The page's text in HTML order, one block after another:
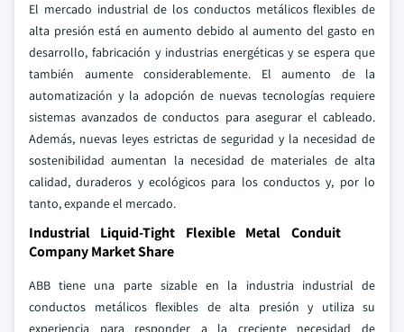
El mercado industrial de los conductos metálicos flexibles de
alta presión está en aumento debido al aumento del gasto en
desarrollo, fabricación y industrias energéticas y se espera que
también aumente considerablemente. El aumento de la
automatización y la adopción de nuevas tecnologías requiere
sistemas avanzados de conductos para asegurar el cableado.
Además, nuevas leyes estrictas de seguridad y la necesidad de
sostenibilidad aumentan la necesidad de materiales de alta
calidad, duraderos y ecológicos para los conductos y, por lo
tanto, expande el mercado.
Industrial Liquid-Tight Flexible Metal Conduit
Company Market Share
ABB tiene una parte sizable en la industria industrial de
conductos metálicos flexibles de alta presión y utiliza su
experiencia para responder a la creciente necesidad de